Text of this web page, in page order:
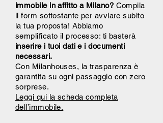
immobile in affitto a Milano? Compila
il form sottostante per avviare subito
la tua proposta! Abbiamo
semplificato il processo: ti basterà
inserire i tuoi dati e i documenti
necessari.
Con Milanhouses, la trasparenza è
garantita su ogni passaggio con zero
sorprese.
Leggi qui la scheda completa
dell’immobile.